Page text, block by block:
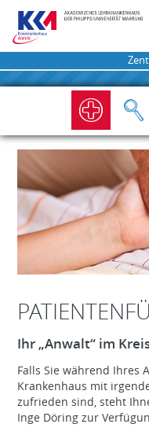
Ihr „Anwalt“ im
Falls Sie während Ihres
Krankenhaus mit
zufrieden sind, steht
Inge Döring zur